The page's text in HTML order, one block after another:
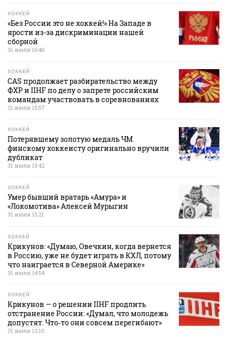
ХОККЕЙ
«Без России это не хоккей!» На Западе в
ярости из-за дискриминации нашей
сборной
31 июля 16:46
ХОККЕЙ
CAS продолжает разбирательство между
ФХР и IIHF по делу о запрете российским
командам участвовать в соревнованиях
31 июля 15:57
ХОККЕЙ
Потерявшему золотую медаль ЧМ
финскому хоккеисту оригинально вручили
дубликат
31 июля 15:42
ХОККЕЙ
Умер бывший вратарь «Амура» и
«Локомотива» Алексей Мурыгин
31 июля 15:21
ХОККЕЙ
Крикунов: «Думаю, Овечкин, когда вернется
в Россию, уже не будет играть в КХЛ, потому
что наиграется в Северной Америке»
31 июля 14:54
ХОККЕЙ
Крикунов — о решении IIHF продлить
отстранение России: «Думал, что молодежь
допустят. Что‑то они совсем перегибают»
31 июля 13:10